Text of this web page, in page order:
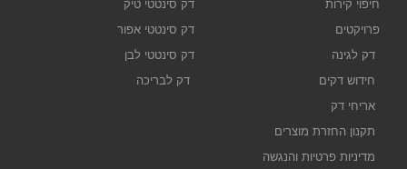
חיפוי קירות
פרויקטים
דק לגינה
חידוש דקים
אריחי דק
תקנון החזרת מוצרים
מדיניות פרטיות והנגשה
דק סינטטי טיק
דק סינטטי אפור
דק סינטטי לבן
דק לבריכה